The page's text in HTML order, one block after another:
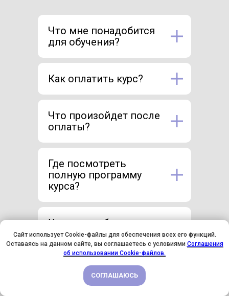
Что мне понадобится
для обучения?
Как оплатить курс?
Что произойдет после
оплаты?
Где посмотреть
полную программу
курса?
У меня вообще нет
опыта в живописи.
Мне подойдет этот
курс?
У НАС ДЕНЬ РОЖДЕНИЯ! ВСЕМ СКИДКИ НА ОБУЧЕНИЕ!
ПОДРОБНЕЕ
Сайт использует Cookie-файлы для обеспечения всех его функций.
Оставаясь на данном сайте, вы соглашаетесь с условиями Соглашения
об использовании Cookie-файлов.
СОГЛАШАЮСЬ